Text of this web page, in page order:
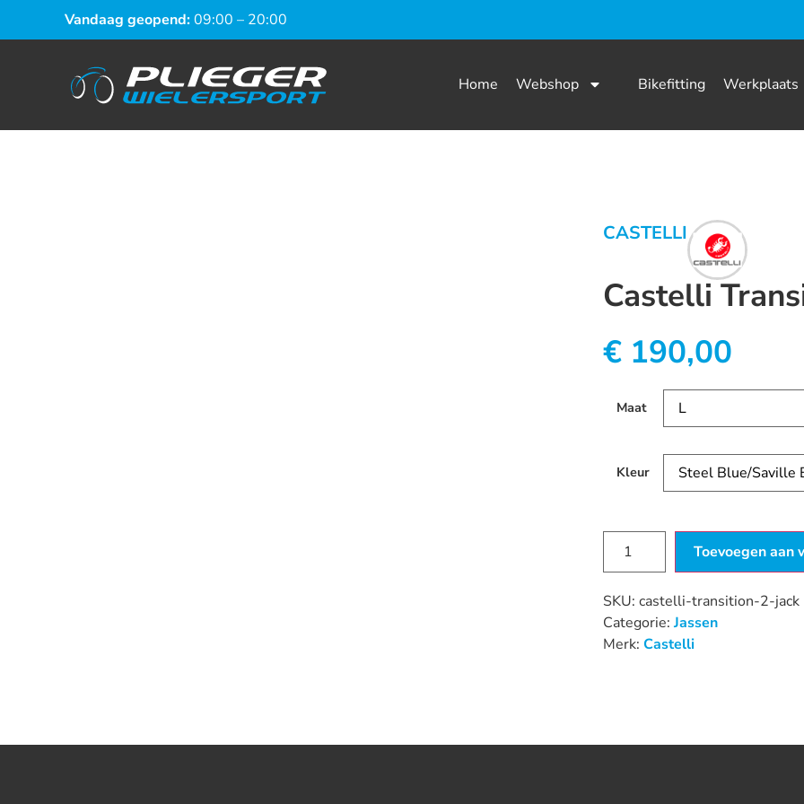
Vandaag geopend:09:00 – 20:00
Home Webshop Bikefitting Werkplaats
CASTELLI
Castelli
€ 190,00
Maat
Kleur
Toevoegen aan
SKU: castelli-transition-2-jack
Categorie: Jassen
Merk: Castelli